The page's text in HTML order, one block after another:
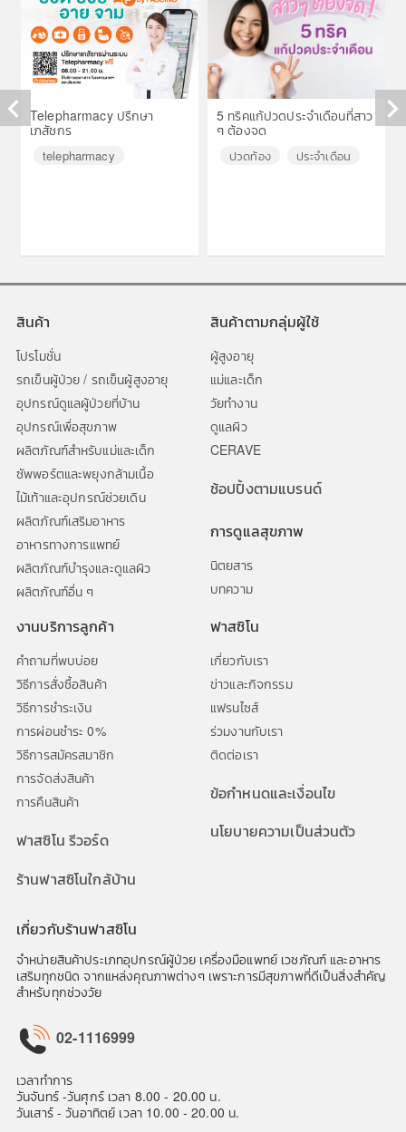
Telepharmacy ปรึกษา
เภสัชกร
telepharmacy
5 ทริคแก้ปวดประจำเดือนที่สาว
ๆ ต้องจด
ปวดท้อง ประจำเดือน
สินค้า
โปรโมชั่น
รถเข็นผู้ป่วย / รถเข็นผู้สูงอายุ
อุปกรณ์ดูแลผู้ป่วยที่บ้าน
อุปกรณ์เพื่อสุขภาพ
ผลิตภัณฑ์สำหรับแม่และเด็ก
ซัพพอร์ตและพยุงกล้ามเนื้อ
ไม้เท้าและอุปกรณ์ช่วยเดิน
ผลิตภัณฑ์เสริมอาหาร
อาหารทางการแพทย์
ผลิตภัณฑ์บำรุงและดูแลผิว
ผลิตภัณฑ์อื่น ๆ
สินค้าตามกลุ่มผู้ใช้
ผู้สูงอายุ
แม่และเด็ก
วัยทำงาน
ดูแลผิว
CERAVE
ช้อปปิ้งตามแบรนด์
การดูแลสุขภาพ
นิตยสาร
บทความ
งานบริการลูกค้า
คำถามที่พบบ่อย
วิธีการสั่งซื้อสินค้า
วิธีการชำระเงิน
การผ่อนชำระ 0%
วิธีการสมัครสมาชิก
การจัดส่งสินค้า
การคืนสินค้า
ฟาสซิโน รีวอร์ด
ร้านฟาสซิโนใกล้บ้าน
ฟาสซิโน
เกี่ยวกับเรา
ข่าวและกิจกรรม
แฟรนไซส์
ร่วมงานกับเรา
ติดต่อเรา
ข้อกำหนดและเงื่อนไข
นโยบายความเป็นส่วนตัว
เกี่ยวกับร้านฟาสซิโน
จำหน่ายสินค้าประเภทอุปกรณ์ผู้ป่วย เครื่องมือแพทย์ เวชภัณฑ์ และอาหาร
เสริมทุกชนิด จากแหล่งคุณภาพต่างๆ เพราะการมีสุขภาพที่ดีเป็นสิ่งสำคัญ
สำหรับทุกช่วงวัย
02-1116999
เวลาทำการ
วันจันทร์ -วันศุกร์ เวลา 8.00 - 20.00 น.
วันเสาร์ - วันอาทิตย์ เวลา 10.00 - 20.00 น.